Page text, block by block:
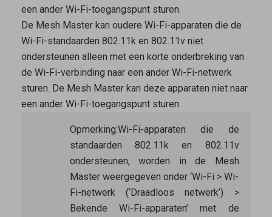
een ander Wi-Fi-toegangspunt sturen.
De Mesh Masterkan oudere Wi-Fi-apparaten die de
Wi-Fi-standaarden 802.11k en 802.11v niet
ondersteunen alleen met een korte onderbreking van
de Wi-Fi-verbinding naar een ander Wi-Fi-netwerk
sturen. De Mesh Masterkan deze apparaten niet naar
een ander Wi-Fi-toegangspunt sturen.
Opmerking:Wi-Fi-apparaten die de
standaarden 802.11k en 802.11v
ondersteunen, worden in de Mesh
Masterweergegeven onder ‘Wi-Fi > Wi-
Fi-netwerk (‘Draadloos netwerk’) >
Bekende Wi-Fi-apparaten’ met de